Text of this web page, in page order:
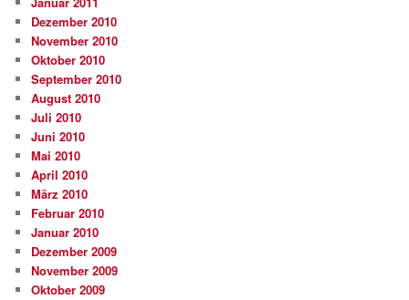
Dezember 2010
November 2010
Oktober 2010
September 2010
August 2010
Juli 2010
Juni 2010
Mai 2010
April 2010
März 2010
Februar 2010
Januar 2010
Dezember 2009
November 2009
Oktober 2009